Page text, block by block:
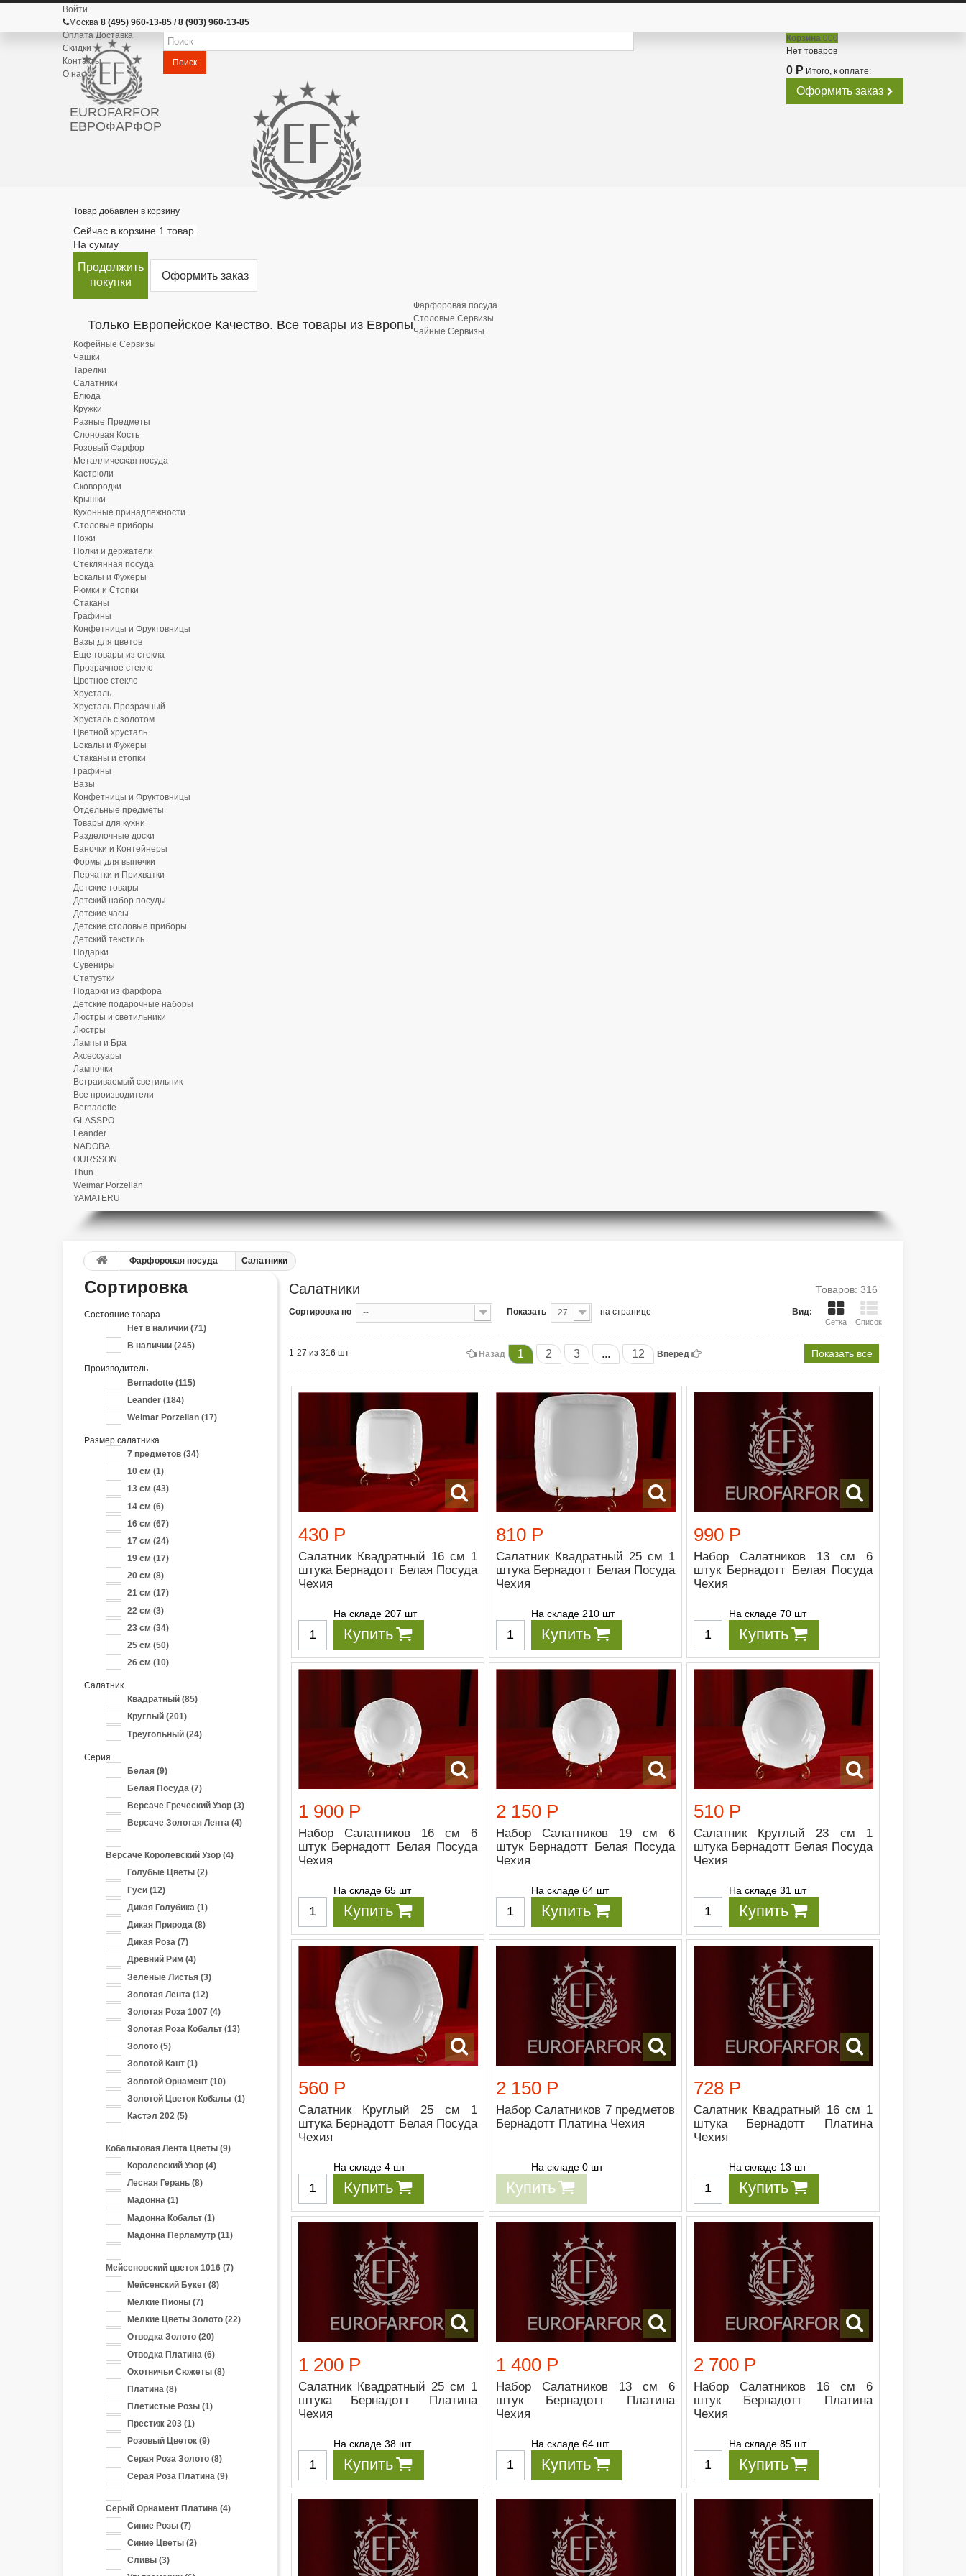
Войти
Москва 8 (495) 960-13-85 / 8 (903) 960-13-85
Оплата Доставка
Скидки
Контакты
О нас
EUROFARFOR
ЕВРОФАРФОР
Поиск
Корзина 000
Нет товаров
0 Р Итого, к оплате:
Оформить заказ
Товар добавлен в корзину
Сейчас в корзине 1 товар.
На сумму
Продолжить
покупки
Оформить заказ
Только Европейское Качество. Все товары из Европы
Фарфоровая посуда
Столовые Сервизы
Чайные Сервизы
Кофейные Сервизы
Чашки
Тарелки
Салатники
Блюда
Кружки
Разные Предметы
Слоновая Кость
Розовый Фарфор
Металлическая посуда
Кастрюли
Сковородки
Крышки
Кухонные принадлежности
Столовые приборы
Ножи
Полки и держатели
Стеклянная посуда
Бокалы и Фужеры
Рюмки и Стопки
Стаканы
Графины
Конфетницы и Фруктовницы
Вазы для цветов
Еще товары из стекла
Прозрачное стекло
Цветное стекло
Хрусталь
Хрусталь Прозрачный
Хрусталь с золотом
Цветной хрусталь
Бокалы и Фужеры
Стаканы и стопки
Графины
Вазы
Конфетницы и Фруктовницы
Отдельные предметы
Товары для кухни
Разделочные доски
Баночки и Контейнеры
Формы для выпечки
Перчатки и Прихватки
Детские товары
Детский набор посуды
Детские часы
Детские столовые приборы
Детский текстиль
Подарки
Сувениры
Статуэтки
Подарки из фарфора
Детские подарочные наборы
Люстры и светильники
Люстры
Лампы и Бра
Аксессуары
Лампочки
Встраиваемый светильник
Все производители
Bernadotte
GLASSPO
Leander
NADOBA
OURSSON
Thun
Weimar Porzellan
YAMATERU
Фарфоровая посуда Салатники
Сортировка
Состояние товара
Нет в наличии (71)
В наличии (245)
Производитель
Bernadotte (115)
Leander (184)
Weimar Porzellan (17)
Размер салатника
7 предметов (34)
10 см (1)
13 см (43)
14 см (6)
16 см (67)
17 см (24)
19 см (17)
20 см (8)
21 см (17)
22 см (3)
23 см (34)
25 см (50)
26 см (10)
Салатник
Квадратный (85)
Круглый (201)
Треугольный (24)
Серия
Белая (9)
Белая Посуда (7)
Версаче Греческий Узор (3)
Версаче Золотая Лента (4)
Версаче Королевский Узор (4)
Голубые Цветы (2)
Гуси (12)
Дикая Голубика (1)
Дикая Природа (8)
Дикая Роза (7)
Древний Рим (4)
Зеленые Листья (3)
Золотая Лента (12)
Золотая Роза 1007 (4)
Золотая Роза Кобальт (13)
Золото (5)
Золотой Кант (1)
Золотой Орнамент (10)
Золотой Цветок Кобальт (1)
Кастэл 202 (5)
Кобальтовая Лента Цветы (9)
Королевский Узор (4)
Лесная Герань (8)
Мадонна (1)
Мадонна Кобальт (1)
Мадонна Перламутр (11)
Мейсеновский цветок 1016 (7)
Мейсенский Букет (8)
Мелкие Пионы (7)
Мелкие Цветы Золото (22)
Отводка Золото (20)
Отводка Платина (6)
Охотничьи Сюжеты (8)
Платина (8)
Плетистые Розы (1)
Престиж 203 (1)
Розовый Цветок (9)
Серая Роза Золото (8)
Серая Роза Платина (9)
Серый Орнамент Платина (4)
Синие Розы (7)
Синие Цветы (2)
Сливы (3)
Салатники Товаров: 316
Вид:
Сетка Список
Сортировка по -- Показать 27 на странице
Показать все
Назад 1 2 3 ... 12 Вперед
1-27 из 316 шт
430 Р
Салатник Квадратный 16 см 1
штука Бернадотт Белая Посуда
Чехия
На складе 207 шт
Купить
810 Р
Салатник Квадратный 25 см 1
штука Бернадотт Белая Посуда
Чехия
На складе 210 шт
Купить
990 Р
Набор Салатников 13 см 6
штук Бернадотт Белая Посуда
Чехия
На складе 70 шт
Купить
1 900 Р
Набор Салатников 16 см 6
штук Бернадотт Белая Посуда
Чехия
На складе 65 шт
Купить
2 150 Р
Набор Салатников 19 см 6
штук Бернадотт Белая Посуда
Чехия
На складе 64 шт
Купить
510 Р
Салатник Круглый 23 см 1
штука Бернадотт Белая Посуда
Чехия
На складе 31 шт
Купить
560 Р
Салатник Круглый 25 см 1
штука Бернадотт Белая Посуда
Чехия
На складе 4 шт
Купить
2 150 Р
Набор Салатников 7 предметов
Бернадотт Платина Чехия
На складе 0 шт
Купить
728 Р
Салатник Квадратный 16 см 1
штука Бернадотт Платина
Чехия
На складе 13 шт
Купить
1 200 Р
Салатник Квадратный 25 см 1
штука Бернадотт Платина
Чехия
На складе 38 шт
Купить
1 400 Р
Набор Салатников 13 см 6
штук Бернадотт Платина
Чехия
На складе 64 шт
Купить
2 700 Р
Набор Салатников 16 см 6
штук Бернадотт Платина
Чехия
На складе 85 шт
Купить